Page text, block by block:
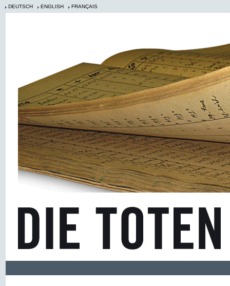
DEUTSCH ENGLISH FRANÇAIS